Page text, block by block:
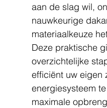
aan de slag wil,
nauwkeurige
materiaalkeuze
Deze praktische
overzichtelijke
efficiënt uw eigen
energiesysteem
maximale